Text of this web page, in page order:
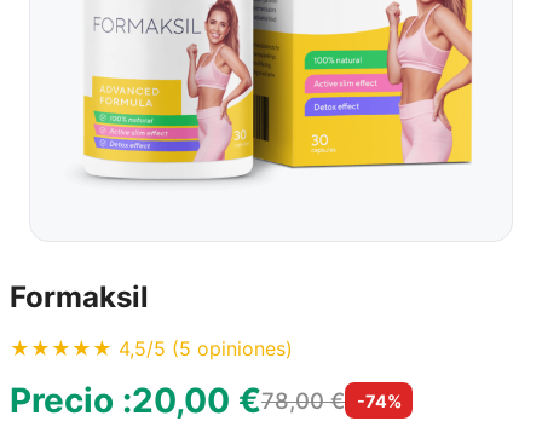
Formaksil
★★★★★ 4,5/5 (5 opiniones)
Precio :20,00 €78,00 € -74%